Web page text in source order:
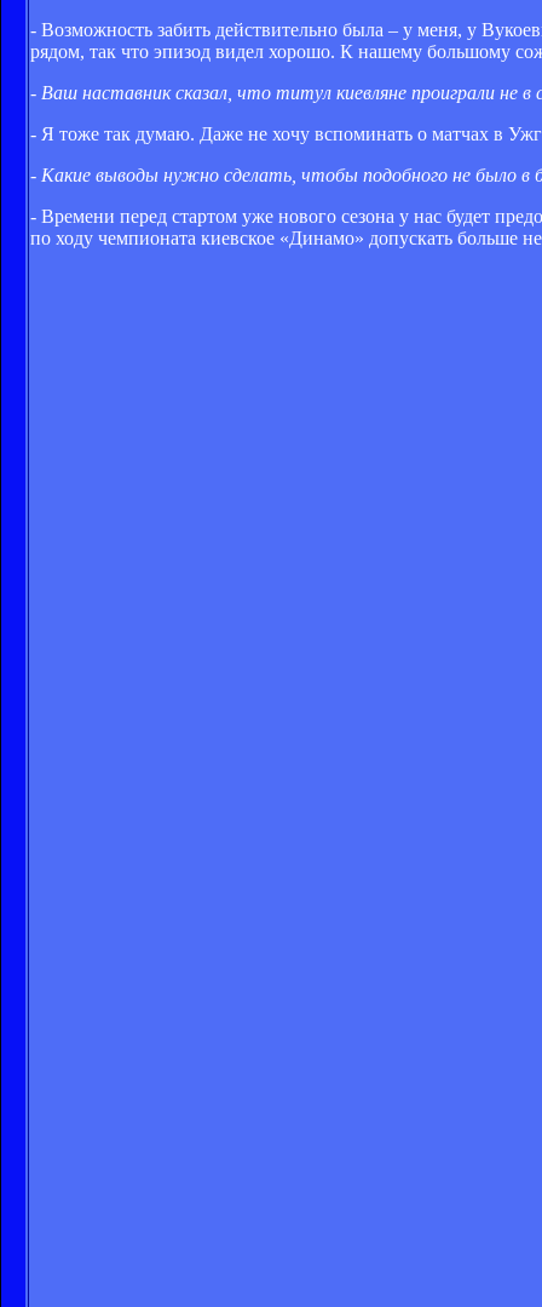
- Возможность забить действительно была – у меня, у
рядом, так что эпизод видел хорошо. К нашему большому
- Ваш наставник сказал, что титул киевляне проиграли не
- Я тоже так думаю. Даже не хочу вспоминать о матчах в
- Какие выводы нужно сделать, чтобы подобного не было в
- Времени перед стартом уже нового сезона у нас будет
по ходу чемпионата киевское «Динамо» допускать больше не